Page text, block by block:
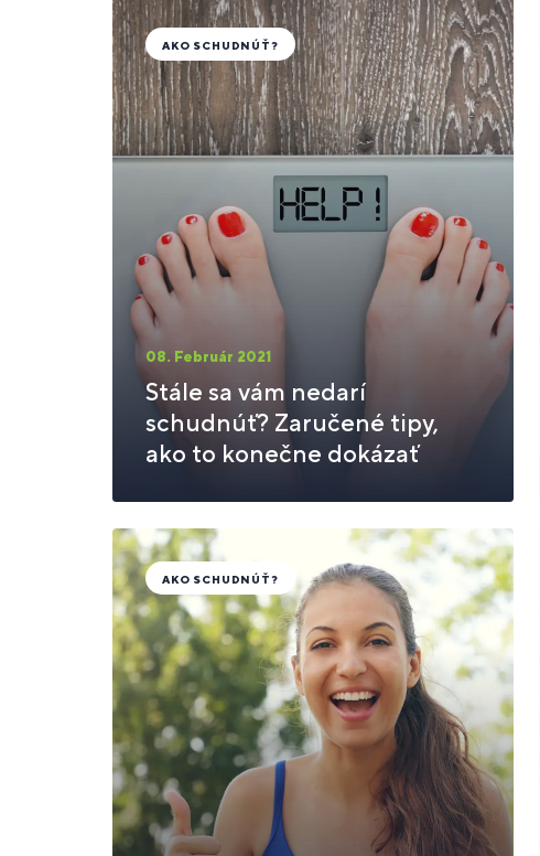
08. Február 2021
Stále sa vám nedarí
schudnúť? Zaručené tipy,
ako to konečne dokázať
AKO SCHUDNÚŤ?
AKO SCHUDNÚŤ?